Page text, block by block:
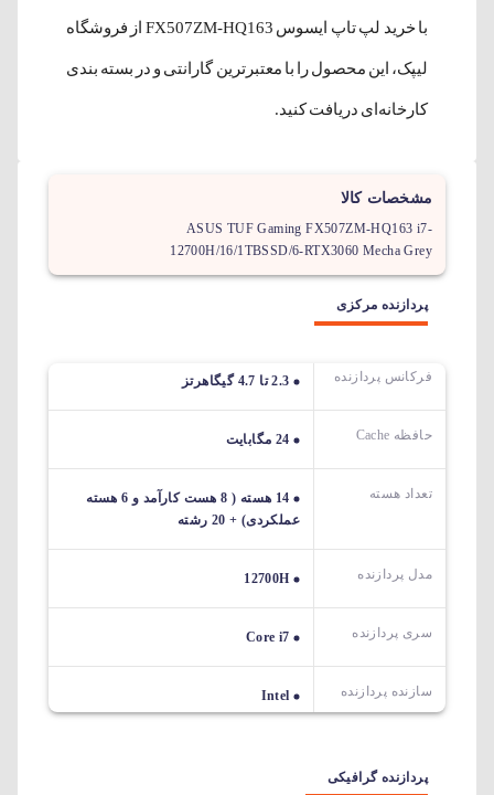
با خرید لپ‌ تاپ ایسوس FX507ZM-HQ163 از فروشگاه
لیپک، این محصول را با معتبرترین گارانتی و در بسته بندی
کارخانه‌ای دریافت کنید.
مشخصات کالا
ASUS TUF Gaming FX507ZM-HQ163 i7-
12700H/16/1TBSSD/6-RTX3060 Mecha Grey
پردازنده مرکزی
فرکانس پردازنده 2.3 تا 4.7 گیگاهرتز
حافظه Cache 24 مگابایت
تعداد هسته
14 هسته ( 8 هست کارآمد و 6 هسته
عملکردی) + 20 رشته
مدل پردازنده 12700H
سری پردازنده Core i7
سازنده پردازنده Intel
پردازنده گرافیکی